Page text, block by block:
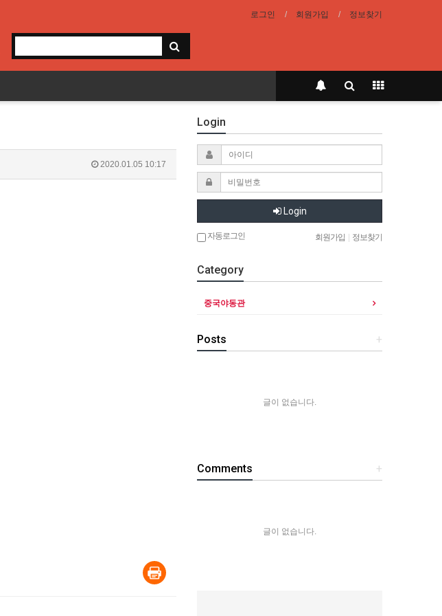
로그인 회원가입 정보찾기
2020.01.05 10:17
Login
Login
자동로그인 회원가입 정보찾기
Category
중국야동관
+
Posts
글이 없습니다.
+
Comments
글이 없습니다.